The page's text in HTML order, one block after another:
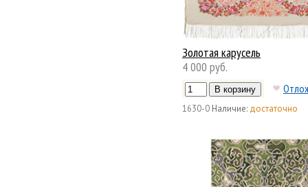
Золотая карусель
4 000 руб.
1630-0 Наличие: достаточно